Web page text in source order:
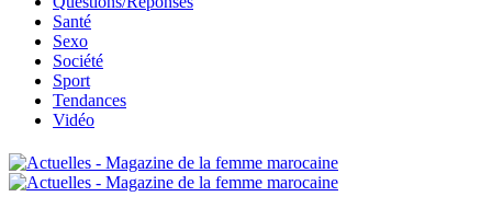
Santé
Sexo
Société
Sport
Tendances
Vidéo